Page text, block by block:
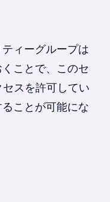
ィーグループは
ことで、このセ
スを許可してい
ことが可能にな